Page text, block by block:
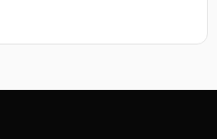
hàng trọn bộ”, từ bồn cầu,
đựng xà bông, ly… cho đến
hoa văn và màu của thiết